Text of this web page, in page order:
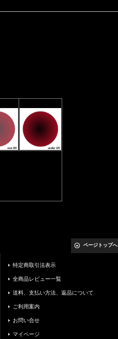
ページトップへ
特定商取引法表示
全商品レビュー一覧
送料、支払い方法、返品について
ご利用案内
お問い合せ
マイページ